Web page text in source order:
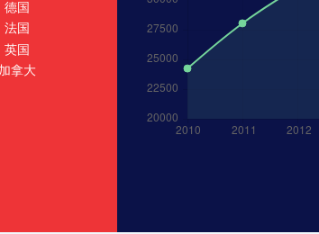
德国
法国
英国
加拿大